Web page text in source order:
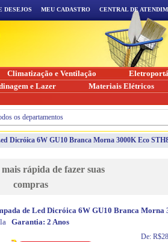
Dicróica 6W GU10 Branca Morna 3000K Eco
rápida de fazer suas
compras
de Led Dicróica 6W GU10 Branca Morna
Garantia: 2 Anos
De:
DESEJOS MEU CADASTRO CENTRAL DE
Climatização e Ventilação
e Lazer
Materiais Elétricos
os departamentos